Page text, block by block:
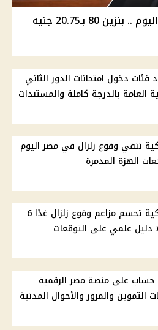
أسعار الوقود في مصر اليوم .. بنزين 80 بـ20.75 جنيه
فئات دخول امتحانات الدور الثاني
العامة بالدرجة كاملة والمستندات
تنفي وقوع زلزال في مصر اليوم
الهزة المدمرة
البحوث الفلكية تحسم مزاعم وقوع زلزال غدًا 6
علمي على التوقعات
على منصة مصر الرقمية
التموين والمرور والأحوال المدنية